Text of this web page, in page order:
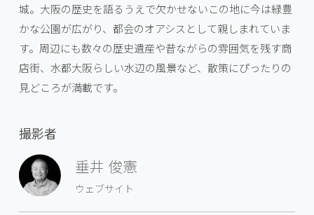
城。大阪の歴史を語るうえで欠かせないこの地に今は緑豊
かな公園が広がり、都会のオアシスとして親しまれていま
す。周辺にも数々の歴史遺産や昔ながらの雰囲気を残す商
店街、水都大阪らしい水辺の風景など、散策にぴったりの
見どころが満載です。
撮影者
垂井 俊憲
ウェブサイト